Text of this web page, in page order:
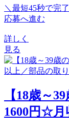
＼最短45秒で完
応募へ進む
詳しく
見る
【18歳～
1600円☆月